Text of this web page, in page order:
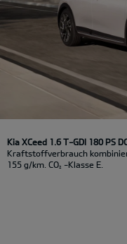
Kia XCeed 1.6 T-GDI 180 PS
Kraftstoffverbrauch
155 g/km. CO2 -Klasse E.